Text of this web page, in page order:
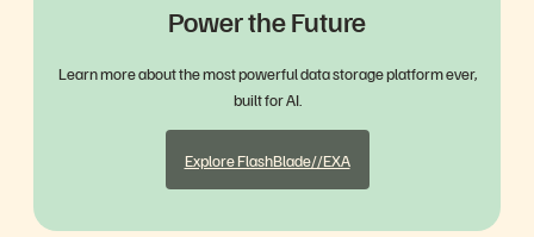
Power the Future
Learn more about the most powerful data storage platform ever,
built for AI.
Explore FlashBlade//EXA